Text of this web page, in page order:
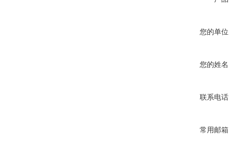
您的单位
您的姓名
联系电话
常用邮箱